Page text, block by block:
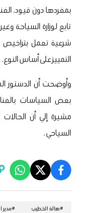
بمفردها دون قيود،
تابع لوزارة السياحة
شرعية تعمل
التمييز على أساس النوع.
وأوضحت أن الدستور
بعض السياسات
مشيرة إلي أن
السياحي .
#هالة الخطيب #مدير